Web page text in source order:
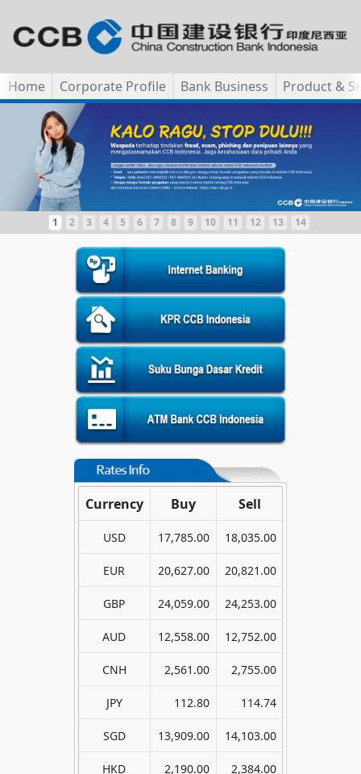
Home Corporate Profile Bank Business Product &
1 2 3 4 5 6 7 8 9 10 11 12 13 14
Currency Buy Sell
USD 17,785.00 18,035.00
EUR 20,627.00 20,821.00
GBP 24,059.00 24,253.00
AUD 12,558.00 12,752.00
CNH 2,561.00 2,755.00
JPY 112.80 114.74
SGD 13,909.00 14,103.00
HKD 2,190.00 2,384.00